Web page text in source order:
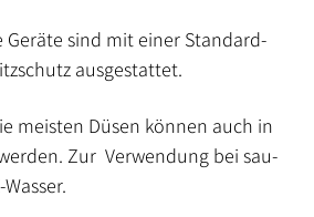
Geräte sind mit einer Standard-
ausge­stattet.
meisten Düsen können auch in
Zur Verwendung bei sau­